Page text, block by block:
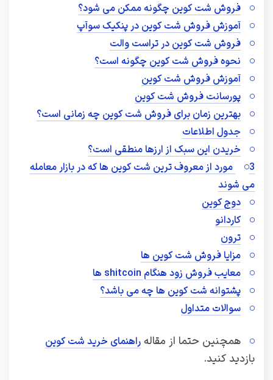
فروش شت کوین چگونه ممکن می شود؟
آموزش فروش شت کوین در پنکیک سوآپ
فروش شت کوین در تراست والت
نحوه فروش شت کوین چگونه است؟
آموزش فروش شت کوین
پورسانت فروش شت کوین
بهترین زمان برای فروش شت کوین چه زمانی است؟
جدول اطلاعات
خریدن این سبک از ارزها منطقی است؟
3 مورد از معروف ترین شت کوین ها که در بازار معامله
می شوند
دوج کوین
کاردانو
ترون
مزایا فروش شت کوین ها
معایب فروش زود هنگام shitcoin ها
پشتوانه شت کوین ها چه می باشد؟
سوالات متداول
همچنین حتما از مقاله راهنمای خرید شت کوین
بازدید کنید.